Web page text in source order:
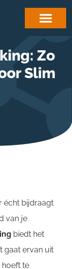
Zo
Slim
écht bijdraagt
van je
biedt het
gaat ervan uit
hoeft te